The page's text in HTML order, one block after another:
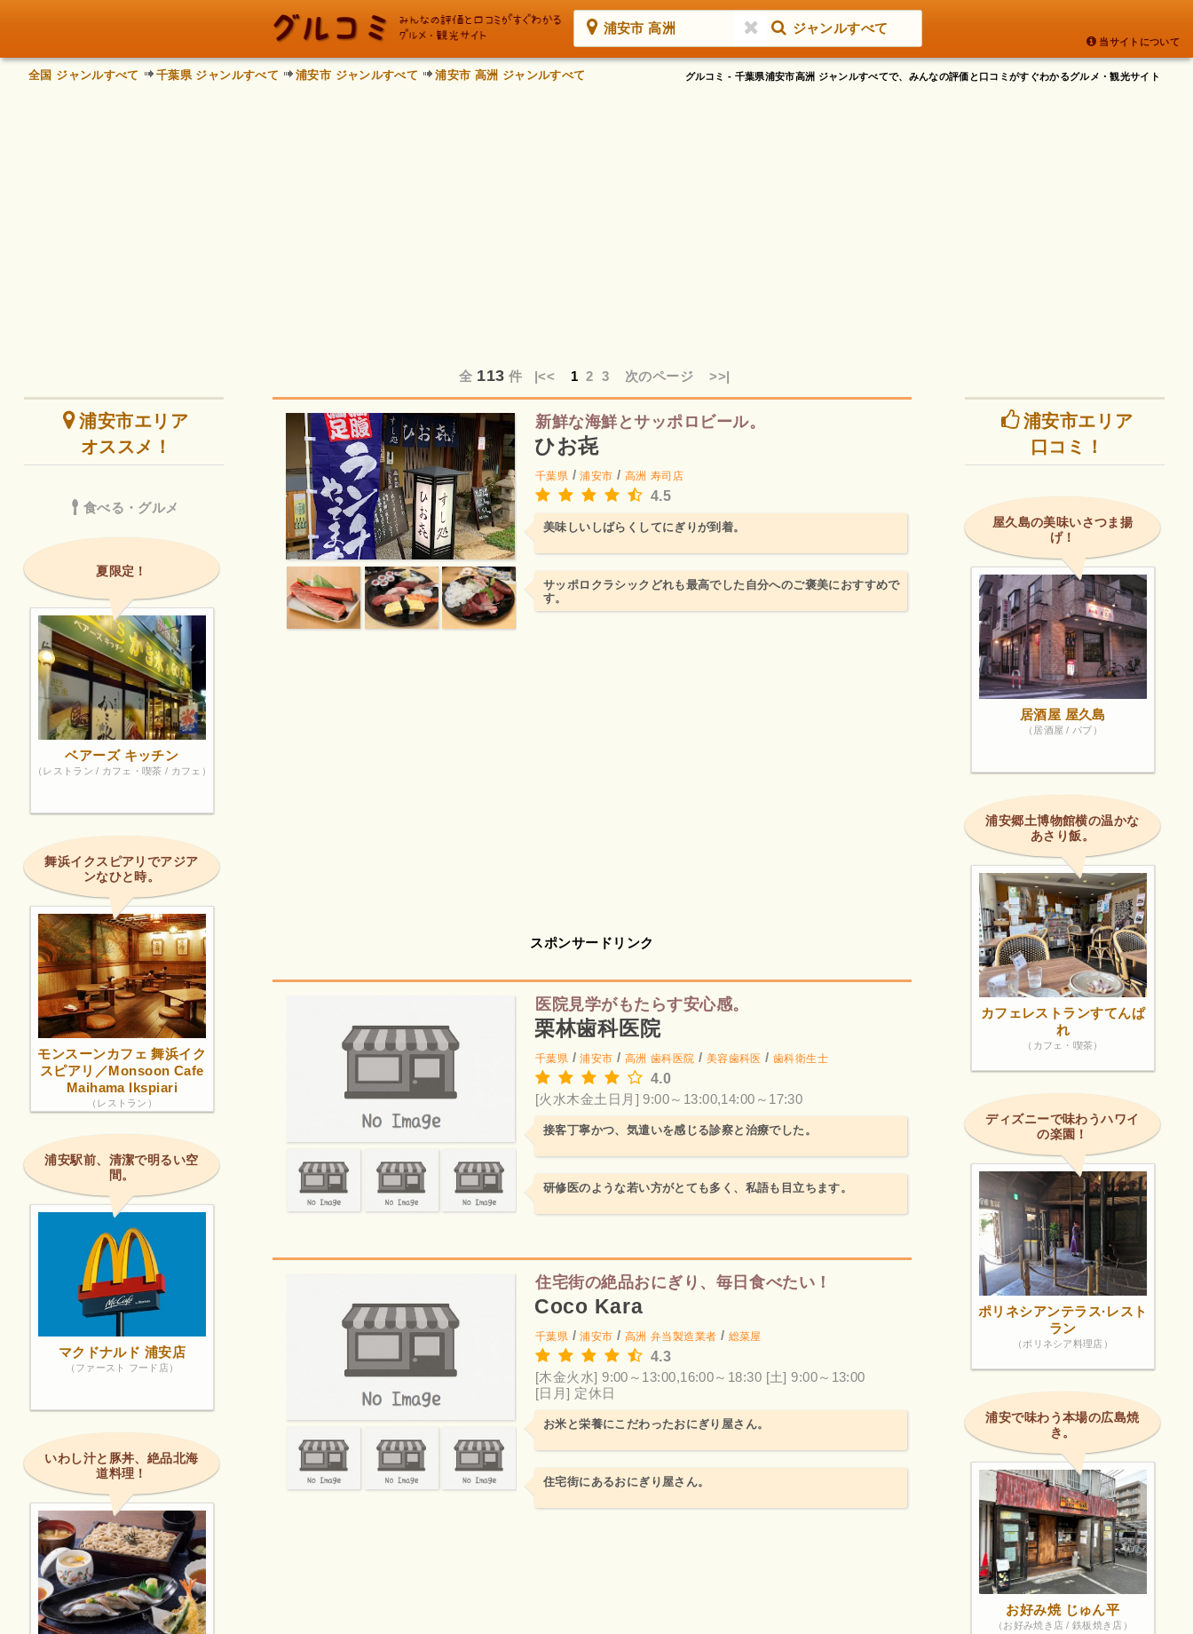
浦安市 高洲 ジャンルすべて
当サイトについて
グルコミ - 千葉県浦安市高洲 ジャンルすべてで、みんなの評価と口コミがすぐわかるグルメ・観光サイト
全国 ジャンルすべて 千葉県 ジャンルすべて 浦安市 ジャンルすべて 浦安市 高洲 ジャンルすべて
全 113 件 |<< 12 3 次のページ >>|
新鮮な海鮮とサッポロビール。
ひお㐂
千葉県 /浦安市 / 高洲 寿司店
4.5
美味しいしばらくしてにぎりが到着。
サッポロクラシックどれも最高でした自分へのご褒美におすすめで
す。
スポンサードリンク
医院見学がもたらす安心感。
栗林歯科医院
千葉県 /浦安市 / 高洲 歯科医院 / 美容歯科医 /歯科衛生士
4.0
[火水木金土日月] 9:00～13:00,14:00～17:30
接客丁寧かつ、気遣いを感じる診察と治療でした。
研修医のような若い方がとても多く、私語も目立ちます。
住宅街の絶品おにぎり、毎日食べたい！
Coco Kara
千葉県 /浦安市 / 高洲 弁当製造業者 / 総菜屋
4.3
[木金火水] 9:00～13:00,16:00～18:30 [土] 9:00～13:00
[日月] 定休日
お米と栄養にこだわったおにぎり屋さん。
住宅街にあるおにぎり屋さん。
浦安市エリア
オススメ！
食べる・グルメ
夏限定！
ベアーズ キッチン
（レストラン / カフェ・喫茶 / カフェ）
舞浜イクスピアリでアジア
ンなひと時。
モンスーンカフェ 舞浜イク
スピアリ／Monsoon Cafe
Maihama Ikspiari
（レストラン）
浦安駅前、清潔で明るい空
間。
マクドナルド 浦安店
（ファースト フード店）
いわし汁と豚丼、絶品北海
道料理！
浦安市エリア
口コミ！
屋久島の美味いさつま揚
げ！
居酒屋 屋久島
（居酒屋 / パブ）
浦安郷土博物館横の温かな
あさり飯。
カフェレストランすてんぱ
れ
（カフェ・喫茶）
ディズニーで味わうハワイ
の楽園！
ポリネシアンテラス·レスト
ラン
（ポリネシア料理店）
浦安で味わう本場の広島焼
き。
お好み焼 じゅん平
（お好み焼き店 / 鉄板焼き店）